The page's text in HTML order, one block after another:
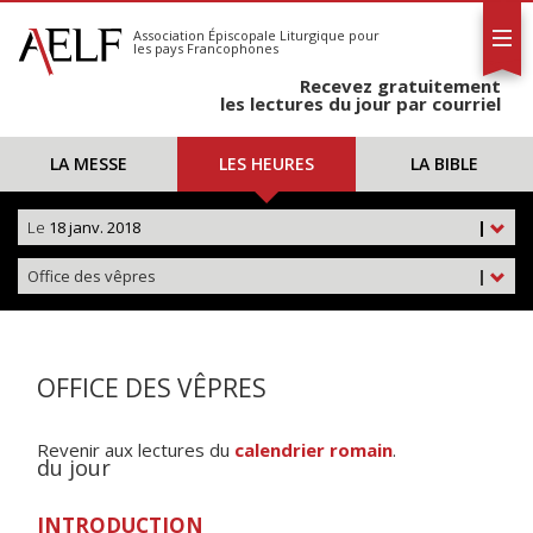
S'abonner
Calendrier
Association Épiscopale Liturgique pour
les pays Francophones
Recevez gratuitement
les lectures du jour par courriel
LA MESSE LES HEURES LA BIBLE
|
Le 18 janv. 2018
|
Office des vêpres
OFFICE DES VÊPRES
Revenir aux lectures du calendrier romain.
du jour
INTRODUCTION